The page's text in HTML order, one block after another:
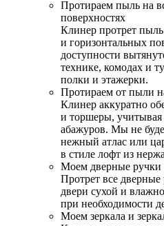
Протираем пыль на
поверхностях
Клинер протрет
и горизонтальных
доступности
технике, комодах и
полки и этажерки.
Протираем от пыли
Клинер аккуратно
и торшеры, учитывая
абажуров. Мы не
нежный атлас или
в стиле лофт из
Моем дверные ручки
Протрет все
двери сухой и
при необходимости
Моем зеркала и